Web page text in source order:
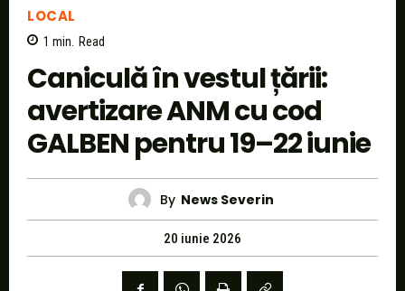
LOCAL
1 min. Read
Caniculă în vestul țării:
avertizare ANM cu cod
GALBEN pentru 19–22 iunie
By News Severin
20 iunie 2026